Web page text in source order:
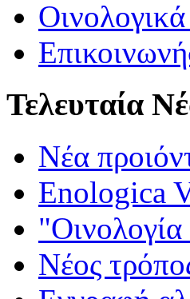
Τελευταία
Νέα
Enologica
Νέος